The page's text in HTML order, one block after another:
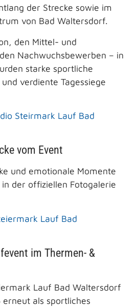
der Strecke sowie im
von Bad Waltersdorf.
den Mittel- und
Nachwuchsbewerben – in
starke sportliche
verdiente Tagessiege
Steirmark Lauf Bad
vom Event
und emotionale Momente
der offiziellen Fotogalerie
Lauf Bad
im Thermen- &
Lauf Bad Waltersdorf
als sportliches